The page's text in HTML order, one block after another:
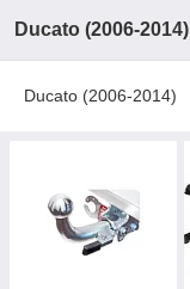
Ducato (2006-2014)
Ducato (2006-2014)